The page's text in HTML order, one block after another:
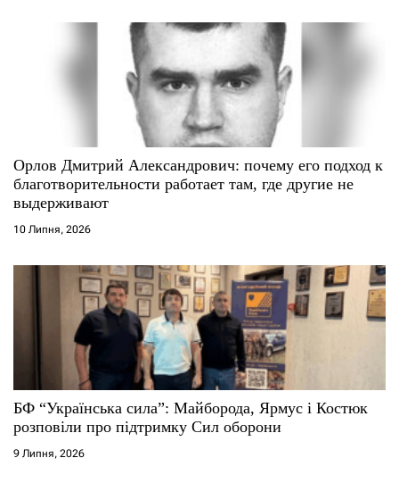
Орлов Дмитрий Александрович: почему его подход к
благотворительности работает там, где другие не
выдерживают
10 Липня, 2026
БФ “Українська сила”: Майборода, Ярмус і Костюк
розповіли про підтримку Сил оборони
9 Липня, 2026